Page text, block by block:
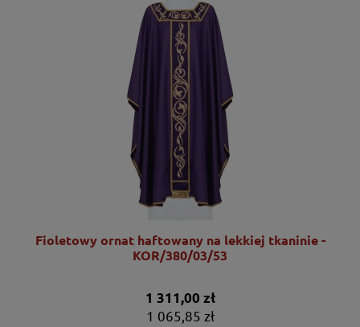
Fioletowy ornat haftowany na lekkiej tkaninie -
KOR/380/03/53
1 311,00 zł
1 065,85 zł